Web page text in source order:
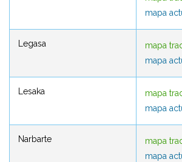
mapa
Legasa
mapa
mapa
Lesaka
mapa
mapa
Narbarte
mapa
mapa
mapa
mapa
mapa
mapa